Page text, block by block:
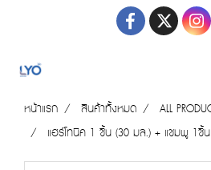
หน้าแรก สินค้าทั้งหมด ALL
แฮร์โทนิค 1 ชิ้น (30 มล.) + แชมพู 1ชิ้